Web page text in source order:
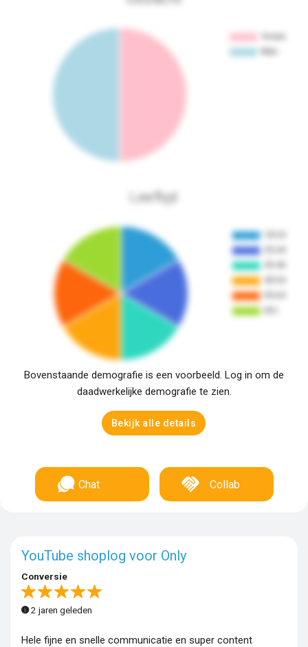
Leeftijd
Bovenstaande demografie is een voorbeeld. Log in om de
daadwerkelijke demografie te zien.
Bekijk alle details
Chat Collab
YouTube shoplog voor Only
Conversie
2 jaren geleden
Hele fijne en snelle communicatie en super content